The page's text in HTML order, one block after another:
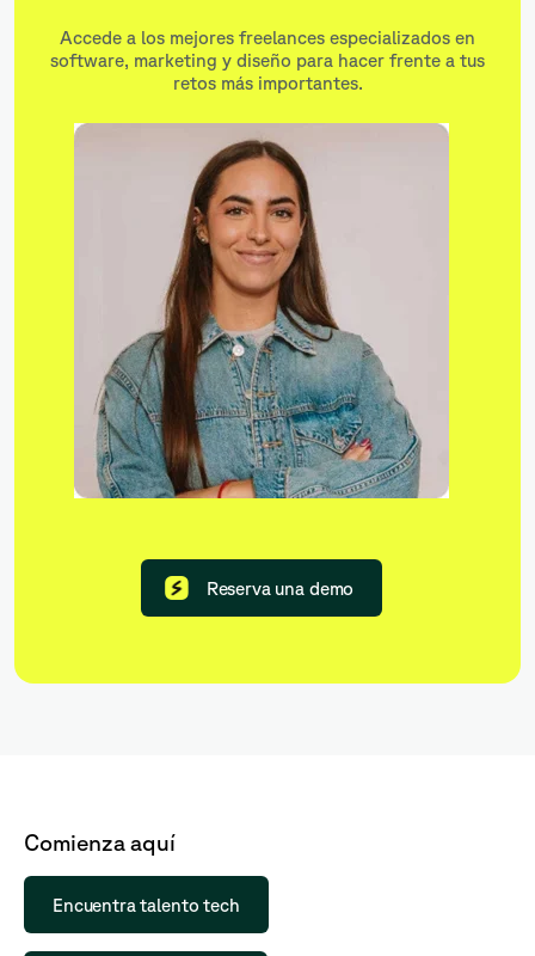
Accede a los mejores freelances especializados en
software, marketing y diseño para hacer frente a tus
retos más importantes.
Reserva una demo
Comienza aquí
Encuentra talento tech